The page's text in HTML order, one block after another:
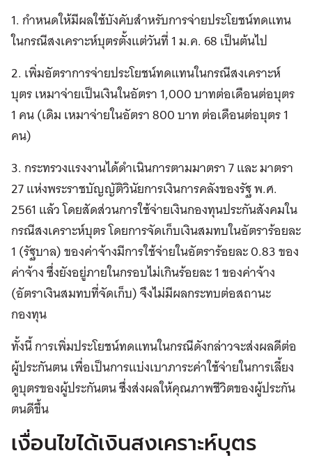
1. กําหนดให้มีผลใช้บังคับสําหรับการจ่ายประโยชน์ทดแทน
ในกรณีสงเคราะห์บุตรตั้งแต่วันที่ 1 ม.ค. 68 เป็นต้นไป
2. เพิ่มอัตราการจ่ายประโยชน์ทดแทนในกรณีสงเคราะห์
บุตร เหมาจ่ายเป็นเงินในอัตรา 1,000 บาทต่อเดือนต่อบุตร
1 คน (เดิม เหมาจ่ายในอัตรา 800 บาท ต่อเดือนต่อบุตร 1
คน)
3. กระทรวงแรงงานได้ดำเนินการตามมาตรา 7 และ มาตรา
27 แห่งพระราชบัญญัติวินัยการเงินการคลังของรัฐ พ.ศ.
2561 แล้ว โดยสัดส่วนการใช้จ่ายเงินกองทุนประกันสังคมใน
กรณีสงเคราะห์บุตร โดยการจัดเก็บเงินสมทบในอัตราร้อยละ
1 (รัฐบาล) ของค่าจ้างมีการใช้จ่ายในอัตราร้อยละ 0.83 ของ
ค่าจ้าง ซึ่งยังอยู่ภายในกรอบไม่เกินร้อยละ 1 ของค่าจ้าง
(อัตราเงินสมทบที่จัดเก็บ) จึงไม่มีผลกระทบต่อสถานะ
กองทุน
ทั้งนี้ การเพิ่มประโยชน์ทดแทนในกรณีดังกล่าวจะส่งผลดีต่อ
ผู้ประกันตน เพื่อเป็นการแบ่งเบาภาระค่าใช้จ่ายในการเลี้ยง
ดูบุตรของผู้ประกันตน ซึ่งส่งผลให้คุณภาพชีวิตของผู้ประกัน
ตนดีขึ้น
เงื่อนไขได้เงินสงเคราะห์บุตร